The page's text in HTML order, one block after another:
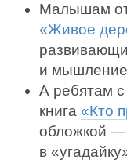
Малышам от
«Живое
и
А ребятам с
книга «Кто
обложкой —
в